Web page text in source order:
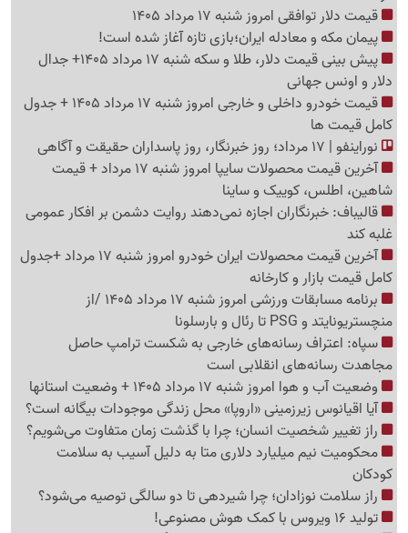
قیمت دلار توافقی امروز شنبه 17 مرداد 1405
پیمان مکه و معادله ایران؛بازی تازه آغاز شده است!
پیش ‌بینی قیمت دلار، طلا و سکه شنبه 17 مرداد 1405+ جدال
دلار و اونس جهانی
قیمت خودرو داخلی و خارجی امروز شنبه 17 مرداد 1405 + جدول
کامل قیمت ها
نوراینفو | 17 مرداد؛ روز خبرنگار، روز پاسداران حقیقت و آگاهی
آخرین قیمت محصولات سایپا امروز شنبه 17 مرداد + قیمت
شاهین، اطلس، کوییک و ساینا
قالیباف: خبرنگاران اجازه نمی‌دهند روایت دشمن بر افکار عمومی
غلبه کند
آخرین قیمت محصولات ایران خودرو امروز شنبه 17 مرداد +جدول
کامل قیمت بازار و کارخانه
برنامه مسابقات ورزشی امروز شنبه 17 مرداد 1405 /از
منچستریونایتد و PSG تا رئال و بارسلونا
سپاه: اعتراف رسانه‌های خارجی به شکست ترامپ حاصل
مجاهدت رسانه‌های انقلابی است
وضعیت آب و هوا امروز شنبه 17 مرداد 1405 + وضعیت استانها
آیا اقیانوس زیرزمینی «اروپا» محل زندگی موجودات بیگانه است؟
راز تغییر شخصیت انسان؛ چرا با گذشت زمان متفاوت می‌شویم؟
محکومیت نیم میلیارد دلاری متا به دلیل آسیب به سلامت
کودکان
راز سلامت نوزادان؛ چرا شیردهی تا دو سالگی توصیه می‌شود؟
تولید 16 ویروس با کمک هوش مصنوعی!